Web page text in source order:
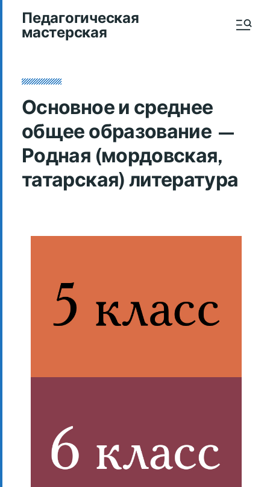
Педагогическая
мастерская
Основное и среднее
общее образование —
Родная (мордовская,
татарская) литература